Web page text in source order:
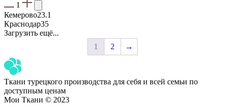
1
Кемерово23.1
Краснодар35
Загрузить ещё...
1
2 →
Ткани турецкого производства для себя и всей семьи по
доступным ценам
Мои Ткани © 2023